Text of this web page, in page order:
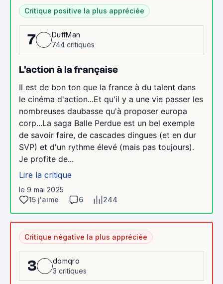
Critique positive la plus appréciée
7
DuffMan
744 critiques
L'action à la française
Il est de bon ton que la france à du talent dans
le cinéma d'action...Et qu'il y a une vie passer les
nombreuses daubasse qu'à proposer europa
corp...La saga Balle Perdue est un bel exemple
de savoir faire, de cascades dingues (et en dur
SVP) et d'un rythme élevé (mais pas toujours).
Je profite de...
Lire la critique
le 9 mai 2025
15 j'aime
6 244
Critique négative la plus appréciée
3
domqro
3 critiques